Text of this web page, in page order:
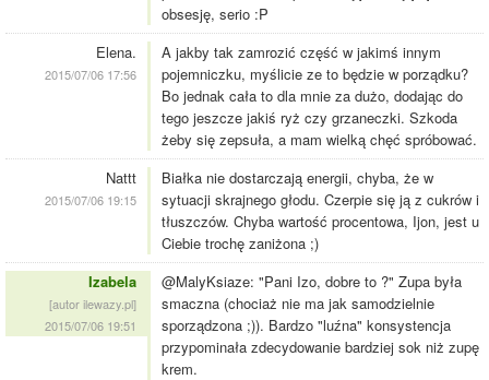
obsesję, serio :P
Elena.
2015/07/06 17:56
A jakby tak zamrozić część w jakimś innym
pojemniczku, myślicie ze to będzie w porządku?
Bo jednak cała to dla mnie za dużo, dodając do
tego jeszcze jakiś ryż czy grzaneczki. Szkoda
żeby się zepsuła, a mam wielką chęć spróbować.
Nattt
2015/07/06 19:15
Białka nie dostarczają energii, chyba, że w
sytuacji skrajnego głodu. Czerpie się ją z cukrów i
tłuszczów. Chyba wartość procentowa, Ijon, jest u
Ciebie trochę zaniżona ;)
Izabela
[autor ilewazy.pl]
2015/07/06 19:51
@MalyKsiaze: "Pani Izo, dobre to ?" Zupa była
smaczna (chociaż nie ma jak samodzielnie
sporządzona ;)). Bardzo "luźna" konsystencja
przypominała zdecydowanie bardziej sok niż zupę
krem.